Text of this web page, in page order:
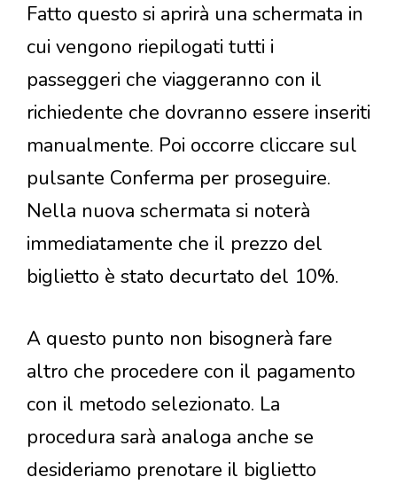
Fatto questo si aprirà una schermata in
cui vengono riepilogati tutti i
passeggeri che viaggeranno con il
richiedente che dovranno essere inseriti
manualmente. Poi occorre cliccare sul
pulsante Conferma per proseguire.
Nella nuova schermata si noterà
immediatamente che il prezzo del
biglietto è stato decurtato del 10%.
A questo punto non bisognerà fare
altro che procedere con il pagamento
con il metodo selezionato. La
procedura sarà analoga anche se
desideriamo prenotare il biglietto